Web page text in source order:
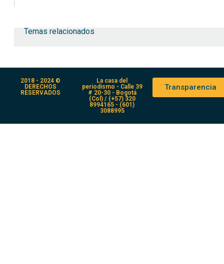
Temas relacionados
2018 - 2024 ©
DERECHOS
RESERVADOS
La casa del
periodismo - Calle 39
# 20-30 - Bogotá
(Col) / (+57) 320
8994165 - (601)
3088995
Transparencia